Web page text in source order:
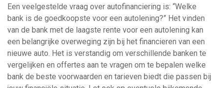
Een veelgestelde vraag over autofinanciering is: “Welke
bank is de goedkoopste voor een autolening?” Het vinden
van de bank met de laagste rente voor een autolening kan
een belangrijke overweging zijn bij het financieren van een
nieuwe auto. Het is verstandig om verschillende banken te
vergelijken en offertes aan te vragen om te bepalen welke
bank de beste voorwaarden en tarieven biedt die passen bij